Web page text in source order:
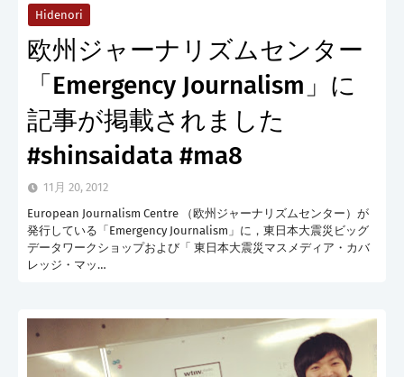
Hidenori
欧州ジャーナリズムセンター
「Emergency Journalism」に
記事が掲載されました
#shinsaidata #ma8
11月 20, 2012
European Journalism Centre （欧州ジャーナリズムセンター）が
発行している「Emergency Journalism」に，東日本大震災ビッグ
データワークショップおよび「 東日本大震災マスメディア・カバ
レッジ・マッ…